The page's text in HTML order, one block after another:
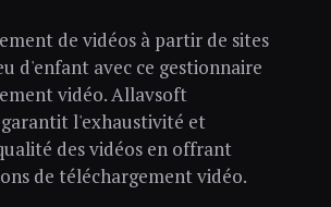
de vidéos à partir de sites
d'enfant avec ce gestionnaire
vidéo. Allavsoft
l'exhaustivité et
des vidéos en offrant
de téléchargement vidéo.